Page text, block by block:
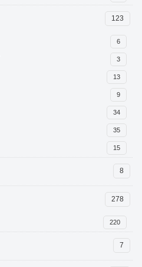
123
6
3
13
9
34
35
15
8
278
220
7